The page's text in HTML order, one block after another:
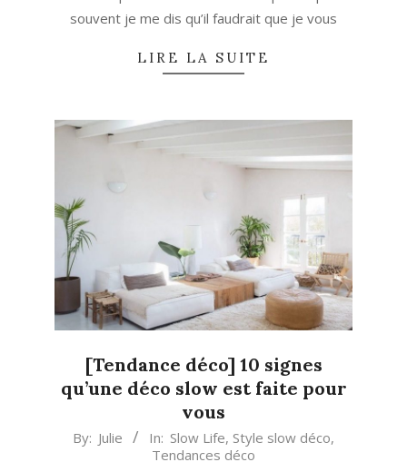
souvent je me dis qu’il faudrait que je vous
LIRE LA SUITE
[Tendance déco] 10 signes
qu’une déco slow est faite pour
vous
2020-
By: Julie In: Slow Life, Style slow déco,
Tendances déco